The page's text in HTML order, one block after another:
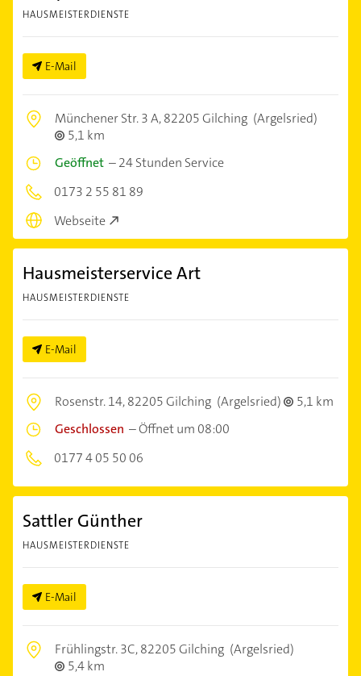
HAUSMEISTERDIENSTE
E-Mail
Münchener Str. 3 A,82205 Gilching (Argelsried)
5,1 km
Geöffnet –24 Stunden Service
0173 2 55 81 89
Webseite
Hausmeisterservice Art
HAUSMEISTERDIENSTE
E-Mail
Rosenstr. 14,82205 Gilching (Argelsried)
5,1 km
Geschlossen –Öffnet um 08:00
0177 4 05 50 06
Sattler Günther
HAUSMEISTERDIENSTE
E-Mail
Frühlingstr. 3C,82205 Gilching (Argelsried)
5,4 km